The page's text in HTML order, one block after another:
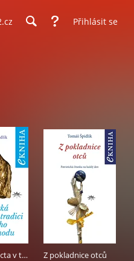
Přihlásit se
Mariánská úcta v tradici křesťanského Východu Z pokladnice otců